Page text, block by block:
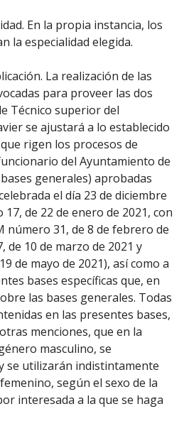
En la propia instancia, los
la especialidad elegida.
La realización de las
para proveer las dos
Técnico superior del
se ajustará a lo establecido
rigen los procesos de
del Ayuntamiento de
generales) aprobadas
el día 23 de diciembre
de 22 de enero de 2021, con
número 31, de 8 de febrero de
de 10 de marzo de 2021 y
de mayo de 2021), así como a
bases específicas que, en
las bases generales. Todas
en las presentes bases,
menciones, que en la
masculino, se
se utilizarán indistintamente
según el sexo de la
interesada a la que se haga